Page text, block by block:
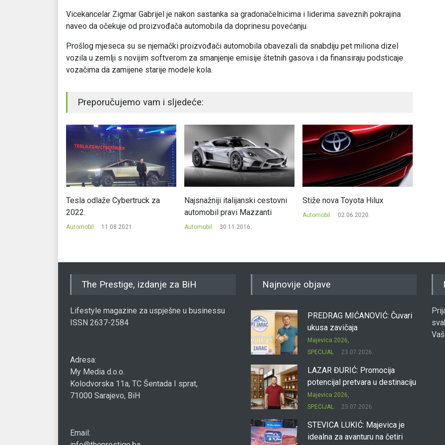
Vicekancelar Zigmar Gabrijel je nakon sastanka sa gradonačelnicima i liderima saveznih pokrajina
naveo da očekuje od proizvođača automobila da doprinesu povećanju.
Prošlog mjeseca su se njemački proizvođači automobila obavezali da snabdiju pet miliona dizel
vozila u zemlji s novijim softverom za smanjenje emisije štetnih gasova i da finansiraju podsticaje
vozačima da zamijene starije modele kola.
Preporučujemo vam i sljedeće:
Tesla odlaže Cybertruck za
2022.
Automobil 11.08.2021.
Najsnažniji italijanski cestovni
automobil pravi Mazzanti
Automobil 30.11.2016.
Stiže nova Toyota Hilux
Automobil 02.06.2020.
The Prestige, izdanje za BiH
Lifestyle magazine za uspješne u businessu
ISSN 2637-2584
Adresa:
My Media d.o.o.
Kolodvorska 11a, TC Šentada I sprat,
71000 Sarajevo, BiH
Email:
Najnovije objave
PREDRAG MIĆANOVIĆ: Čuvari
ukusa zavičaja
Majevica 2026
SPECIJAL
23.07.2026.
LAZAR ĐURIĆ: Promocija
potencijal pretvara u destinaciju
Majevica 2026
SPECIJAL
23.07.2026.
STEVICA LUKIĆ: Majevica je
idealna za avanturu na četiri